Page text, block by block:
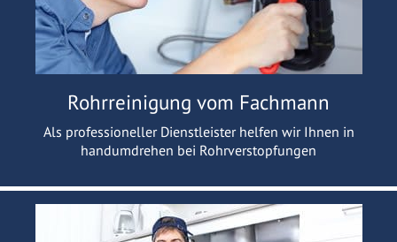
Rohrreinigung vom Fachmann
Als professioneller Dienstleister helfen wir Ihnen in
handumdrehen bei Rohrverstopfungen